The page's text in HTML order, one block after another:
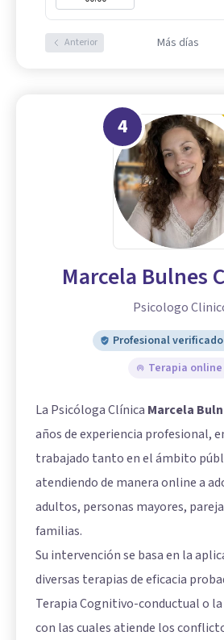
Anterior Más días
4
Marcela Bulnes
Psicologo
Profesional verificado
Terapia online
La Psicóloga Clínica Marcela
años de experiencia profesional,
trabajado tanto en el ámbito
atendiendo de manera online a
adultos, personas mayores,
familias.
Su intervención se basa en la
diversas terapias de eficacia
Terapia Cognitivo-conductual o
con las cuales atiende los